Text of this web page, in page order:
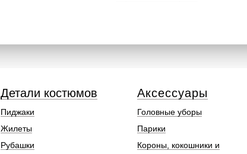
Пиджаки
Жилеты
Рубашки
Детали костюмов Аксессуары
Головные уборы
Парики
Короны, кокошники и